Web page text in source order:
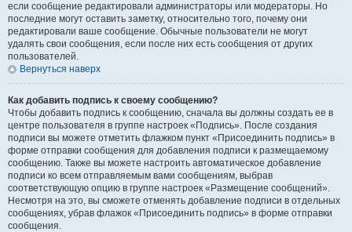
если сообщение редактировали администраторы или модераторы. Но
последние могут оставить заметку, относительно того, почему они
редактировали ваше сообщение. Обычные пользователи не могут
удалять свои сообщения, если после них есть сообщения от других
пользователей.
Вернуться наверх
Как добавить подпись к своему сообщению?
Чтобы добавить подпись к сообщению, сначала вы должны создать ее в
центре пользователя в группе настроек «Подпись». После создания
подписи вы можете отметить флажком пункт «Присоединить подпись» в
форме отправки сообщения для добавления подписи к размещаемому
сообщению. Также вы можете настроить автоматическое добавление
подписи ко всем отправляемым вами сообщениям, выбрав
соответствующую опцию в группе настроек «Размещение сообщений».
Несмотря на это, вы сможете отменять добавление подписи в отдельных
сообщениях, убрав флажок «Присоединить подпись» в форме отправки
сообщения.